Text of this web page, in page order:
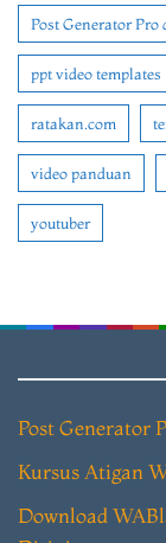
Post Generator Pro
ppt video templates
ratakan.com
video panduan
youtuber
Post Generator
Kursus Atigan
Download